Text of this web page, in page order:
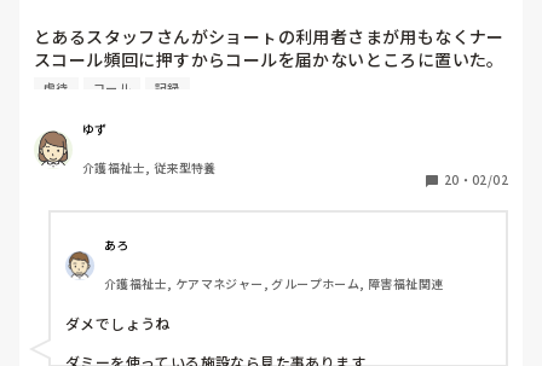
とあるスタッフさんがショーㇳの利用者さまが用もなくナー
スコール頻回に押すからコールを届かないところに置いた。
そんで虐待とか拘束とか言われてもたいおうできない。無
記録に残しており、内容は2時〜3時まで頻回で元気？病院行
くんだよね？と要件を聞くもないと。なら要件ないなら押さ
ないでほしいことを伝えるも要件なく連打され痺れを切らし
これは良いの？
虐待 コール 記録
ゆず
介護福祉士, 従来型特養
20 ・ 02/02
あろ
介護福祉士, ケアマネジャー, グループホーム, 障害福祉関連
ダメでしょうね
ダミーを使っている施設なら見た事あります